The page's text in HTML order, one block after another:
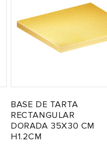
BASE DE TARTA
RECTANGULAR
DORADA 35X30 CM
H1.2CM